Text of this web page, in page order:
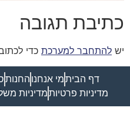
כתיבת תגובה
יש להתחבר למערכת כדי
דף הביתמי אנחנו החנות
מדיניות פרטיותמדיניות